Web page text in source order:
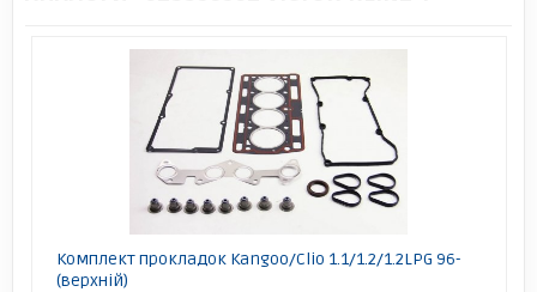
Комплект прокладок Kangoo/Clio 1.1/1.2/1.2LPG 96-
(верхній)